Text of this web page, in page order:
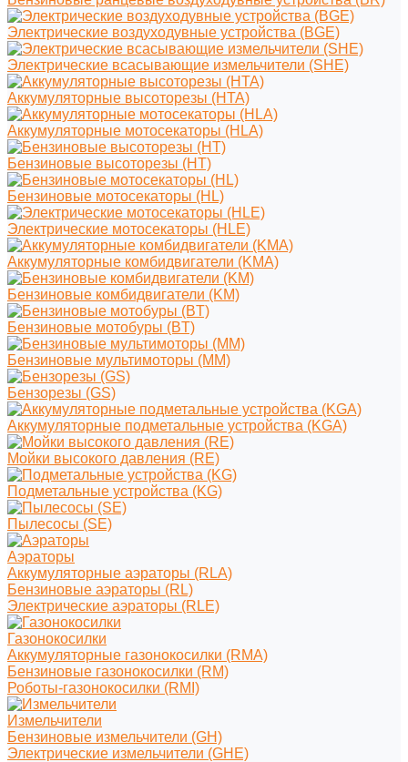
Электрические воздуходувные устройства (BGE)
Электрические всасывающие измельчители (SHE)
Аккумуляторные высоторезы (HTA)
Аккумуляторные мотосекаторы (HLA)
Бензиновые высоторезы (HT)
Бензиновые мотосекаторы (HL)
Электрические мотосекаторы (HLE)
Аккумуляторные комбидвигатели (KMA)
Бензиновые комбидвигатели (KM)
Бензиновые мотобуры (BT)
Бензиновые мультимоторы (MM)
Бензорезы (GS)
Аккумуляторные подметальные устройства (KGA)
Мойки высокого давления (RE)
Подметальные устройства (KG)
Пылесосы (SE)
Аэраторы
Аккумуляторные аэраторы (RLA)
Бензиновые аэраторы (RL)
Электрические аэраторы (RLE)
Газонокосилки
Аккумуляторные газонокосилки (RMA)
Бензиновые газонокосилки (RM)
Роботы-газонокосилки (RMI)
Измельчители
Бензиновые измельчители (GH)
Электрические измельчители (GHE)